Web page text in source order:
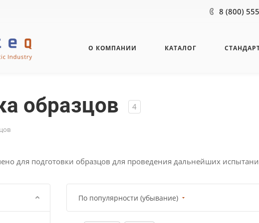
8 (800)
О КОМПАНИИ КАТАЛОГ
образцов 4
для подготовки образцов для проведения дальнейших
По популярности (убывание)